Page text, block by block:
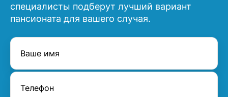
специалисты подберут лучший вариант
пансионата для вашего случая.